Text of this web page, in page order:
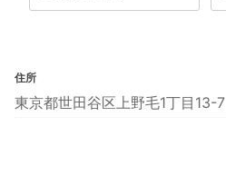
住所
東京都世田谷区上野毛1丁目13-7